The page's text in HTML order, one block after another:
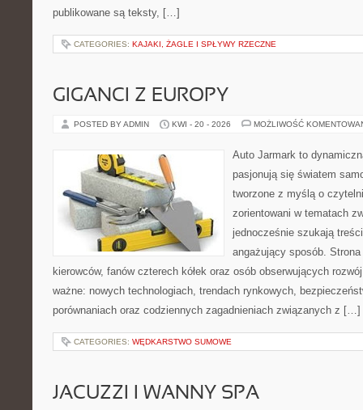
publikowane są teksty, […]
CATEGORIES: KAJAKI, ŻAGLE I SPŁYWY RZECZNE
GIGANCI Z EUROPY
POSTED BY ADMIN KWI - 20 - 2026 MOŻLIWOŚĆ
Auto Jarmark to
pasjonują się światem
tworzone z myślą o
zorientowani w tematach
jednocześnie szukają
angażujący sposób.
kierowców, fanów czterech kółek oraz osób obserwujących
ważne: nowych technologiach, trendach rynkowych,
porównaniach oraz codziennych zagadnieniach związanych z […]
CATEGORIES: WĘDKARSTWO SUMOWE
JACUZZI I WANNY SPA